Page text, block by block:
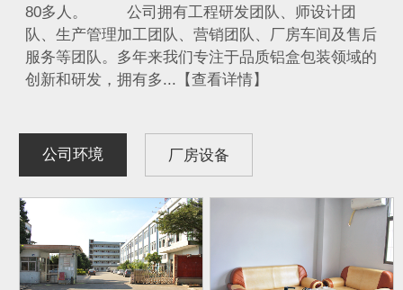
80多人。 公司拥有工程研发团队、师设计团
队、生产管理加工团队、营销团队、厂房车间及售后
服务等团队。多年来我们专注于品质铝盒包装领域的
创新和研发，拥有多...【查看详情】
公司环境 厂房设备